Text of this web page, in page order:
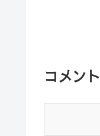
コメント